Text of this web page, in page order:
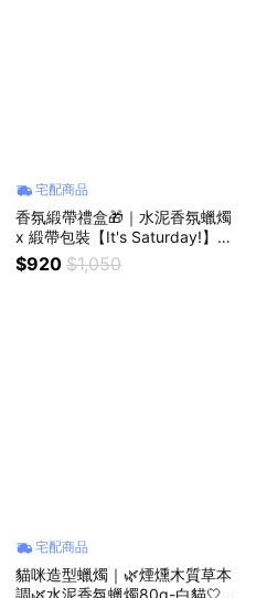
宅配商品
香氛緞帶禮盒🎁｜水泥香氛蠟燭
x 緞帶包裝【It's Saturday!】｜
送禮首選．生日禮物．獅子座．
情人節禮物．喬遷禮
$920 $1,050
宅配商品
貓咪造型蠟燭｜🌿煙燻木質草本
調🌿水泥香氛蠟燭80g-白貓🤍